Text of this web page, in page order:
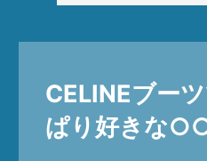
CELINEブー
ぱり好きな